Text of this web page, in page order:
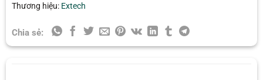
Thương hiệu: Extech
Chia sẻ: